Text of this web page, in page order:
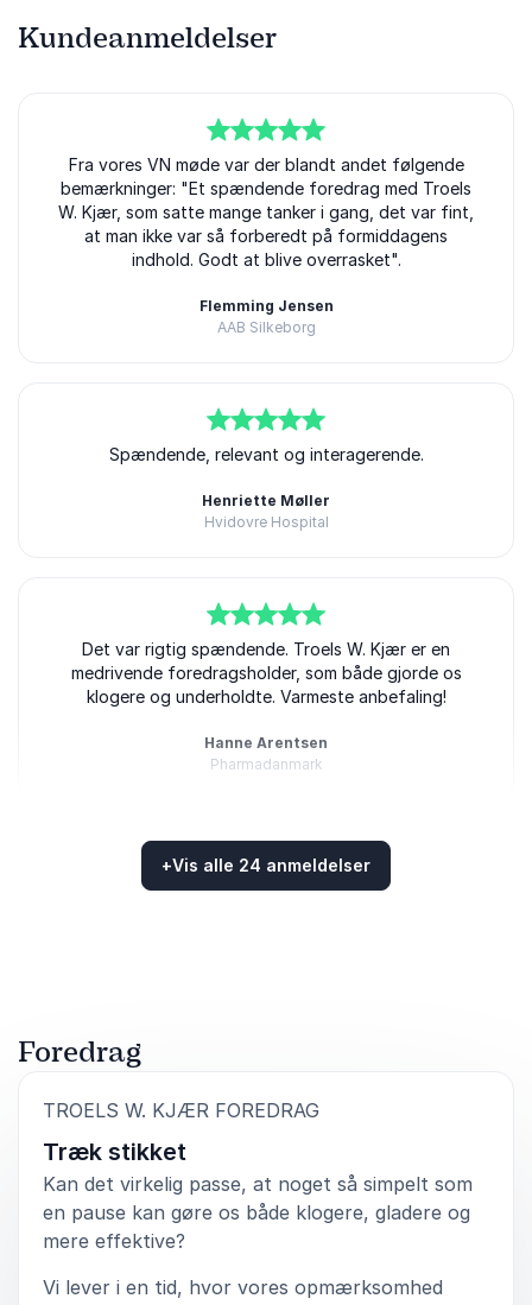
Kundeanmeldelser
ud af5
Fra vores VN møde var der blandt andet følgende
bemærkninger: "Et spændende foredrag med Troels
W. Kjær, som satte mange tanker i gang, det var fint,
at man ikke var så forberedt på formiddagens
indhold. Godt at blive overrasket".
Flemming Jensen
AAB Silkeborg
ud af5
Spændende, relevant og interagerende.
Henriette Møller
Hvidovre Hospital
ud af5
Det var rigtig spændende. Troels W. Kjær er en
medrivende foredragsholder, som både gjorde os
klogere og underholdte. Varmeste anbefaling!
Hanne Arentsen
Pharmadanmark
Meget tilfreds. Virkelig god oplægsholder! Der er
5ud af 5
Der er bred enighed om at foredraget v. Troels W.
foredrag, som gav anledning til gode refleksioner i
organisatorisk såvel som personligt perspektiv.
Dorthe Mechernsée
Synscenter Refsnæs, Region Sjælland
+Vis alle 24 anmeldelser
Foredrag
TROELS W. KJÆR FOREDRAG
Træk stikket
Kan det virkelig passe, at noget så simpelt som
en pause kan gøre os både klogere, gladere og
mere effektive?
Vi lever i en tid, hvor vores opmærksomhed